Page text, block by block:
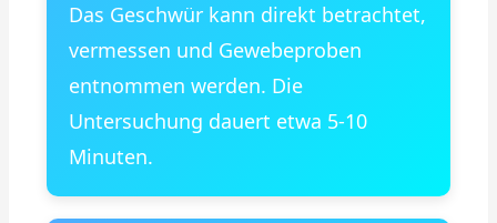
Das Geschwür kann direkt betrachtet,
vermessen und Gewebeproben
entnommen werden. Die
Untersuchung dauert etwa 5-10
Minuten.